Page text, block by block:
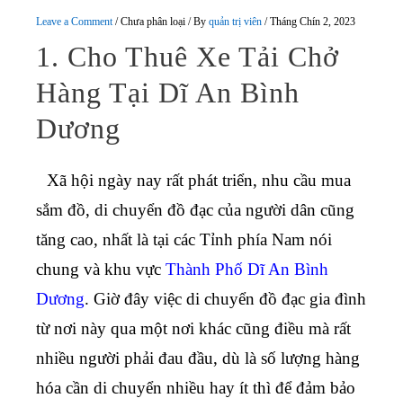
Leave a Comment /Chưa phân loại / By quản trị viên /Tháng Chín 2, 2023
1. Cho Thuê Xe Tải Chở
Hàng Tại Dĩ An Bình
Dương
Xã hội ngày nay rất phát triển, nhu cầu mua
sắm đồ, di chuyển đồ đạc của người dân cũng
tăng cao, nhất là tại các Tỉnh phía Nam nói
chung và khu vực Thành Phố Dĩ An Bình
Dương. Giờ đây việc di chuyển đồ đạc gia đình
từ nơi này qua một nơi khác cũng điều mà rất
nhiều người phải đau đầu, dù là số lượng hàng
hóa cần di chuyển nhiều hay ít thì để đảm bảo